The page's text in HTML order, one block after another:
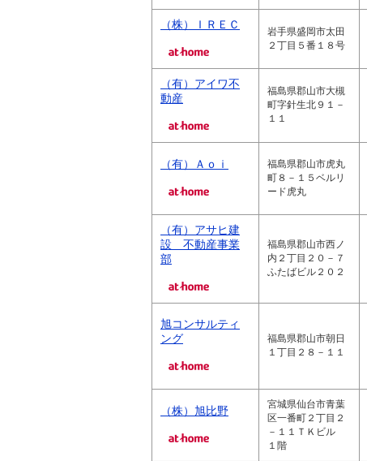
（株）ＩＲＥＣ
岩手県盛岡市太田
２丁目５番１８号
（有）アイワ不
動産
福島県郡山市大槻
町字針生北９１－
１１
（有）Ａｏｉ
福島県郡山市虎丸
町８－１５ベルリ
ード虎丸
（有）アサヒ建
設 不動産事業
部
福島県郡山市西ノ
内２丁目２０－７
ふたばビル２０２
旭コンサルティ
ング
福島県郡山市朝日
１丁目２８－１１
（株）旭比野
宮城県仙台市青葉
区一番町２丁目２
－１１ＴＫビル
１階